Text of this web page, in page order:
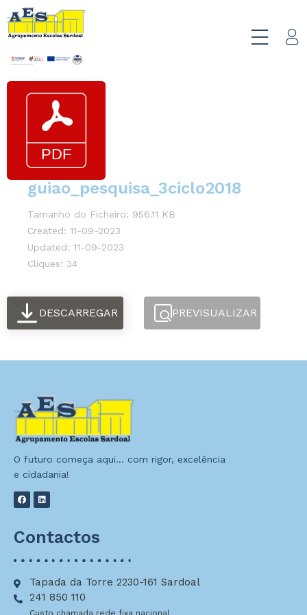
guiao_pesquisa_3ciclo2018
Tamanho do Ficheiro: 956.11 KB
Created: 11-09-2023
Updated: 11-09-2023
Cliques: 34
DESCARREGAR PREVISUALIZAR
O futuro começa aqui… com rigor, excelência
e cidadania!
Contactos
Tapada da Torre 2230-161 Sardoal
241 850 110